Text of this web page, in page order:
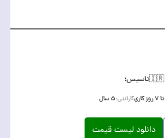
تاسیس:
گارانتی:۵ سال
دانلود لیست قیمت